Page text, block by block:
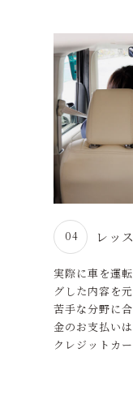
04 レッ
実際に車を運
グした内容を
苦手な分野に
金のお支払い
クレジットカ